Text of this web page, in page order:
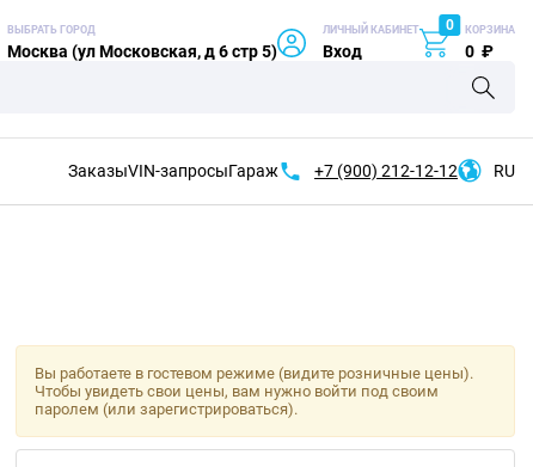
ВЫБРАТЬ ГОРОД
Москва (ул Московская, д 6 стр 5)
ЛИЧНЫЙ КАБИНЕТ
Вход
0 КОРЗИНА
0 ₽
ЗаказыVIN-запросыГараж +7 (900) 212-12-12 RU
Вы работаете в гостевом режиме (видите розничные цены).
Чтобы увидеть свои цены, вам нужно войти под своим
паролем (или зарегистрироваться).